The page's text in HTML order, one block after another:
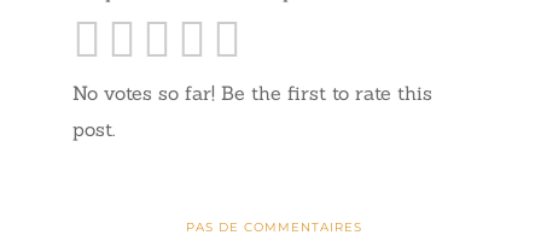
No votes so far! Be the first to rate this
post.
PAS DE COMMENTAIRES